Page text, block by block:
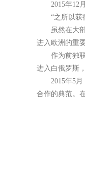
2015年12
“之所以获
虽然在大
进入欧洲的重
作为前独
进入白俄罗斯
2015年5
合作的典范。